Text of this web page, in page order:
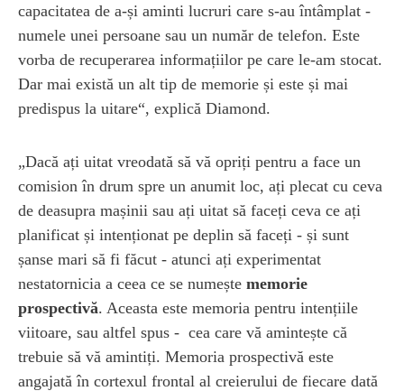
capacitatea de a-și aminti lucruri care s-au întâmplat -
numele unei persoane sau un număr de telefon. Este
vorba de recuperarea informațiilor pe care le-am stocat.
Dar mai există un alt tip de memorie și este și mai
predispus la uitare“, explică Diamond.
„Dacă ați uitat vreodată să vă opriți pentru a face un
comision în drum spre un anumit loc, ați plecat cu ceva
de deasupra mașinii sau ați uitat să faceți ceva ce ați
planificat și intenționat pe deplin să faceți - și sunt
șanse mari să fi făcut - atunci ați experimentat
nestatornicia a ceea ce se numește memorie
prospectivă. Aceasta este memoria pentru intențiile
viitoare, sau altfel spus - cea care vă amintește că
trebuie să vă amintiți. Memoria prospectivă este
angajată în cortexul frontal al creierului de fiecare dată